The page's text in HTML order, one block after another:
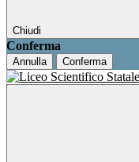
Chiudi
Conferma
Annulla Conferma